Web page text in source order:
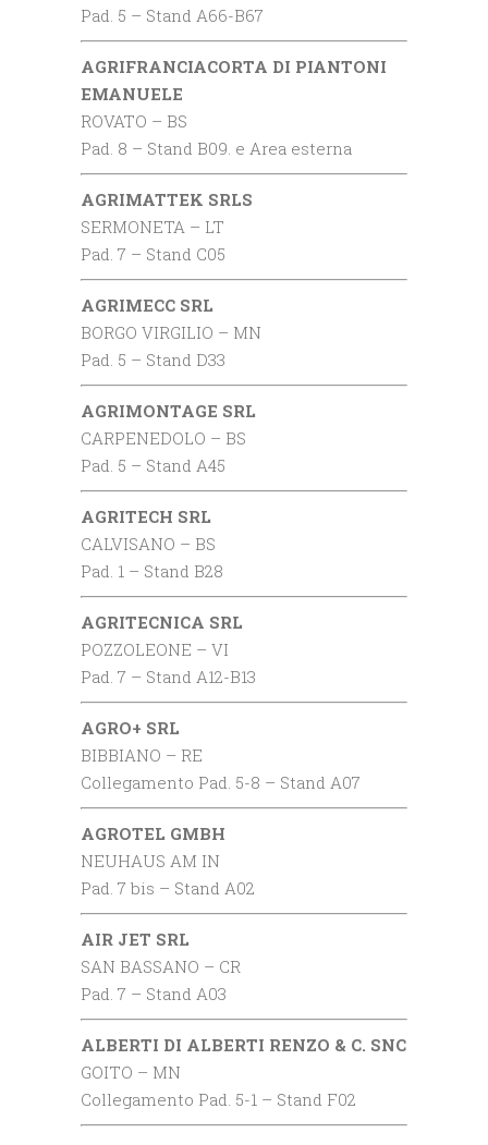
Pad. 5 – Stand A66-B67
AGRIFRANCIACORTA DI PIANTONI
EMANUELE
ROVATO – BS
Pad. 8 – Stand B09. e Area esterna
AGRIMATTEK SRLS
SERMONETA – LT
Pad. 7 – Stand C05
AGRIMECC SRL
BORGO VIRGILIO – MN
Pad. 5 – Stand D33
AGRIMONTAGE SRL
CARPENEDOLO – BS
Pad. 5 – Stand A45
AGRITECH SRL
CALVISANO – BS
Pad. 1 – Stand B28
AGRITECNICA SRL
POZZOLEONE – VI
Pad. 7 – Stand A12-B13
AGRO+ SRL
BIBBIANO – RE
Collegamento Pad. 5-8 – Stand A07
AGROTEL GMBH
NEUHAUS AM IN
Pad. 7 bis – Stand A02
AIR JET SRL
SAN BASSANO – CR
Pad. 7 – Stand A03
ALBERTI DI ALBERTI RENZO & C. SNC
GOITO – MN
Collegamento Pad. 5-1 – Stand F02